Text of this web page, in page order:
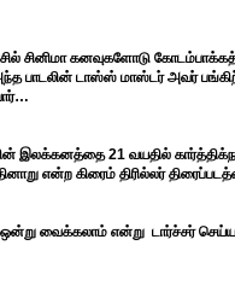
சினிமா கனவுகளோடு
பாடலின் டாஸ்ஸ் மாஸ்டர் அவர்
இலக்கனத்தை 21 வயதில்
என்ற கிரைம் திரில்லர்
வைக்கலாம் என்று டார்ச்சர்